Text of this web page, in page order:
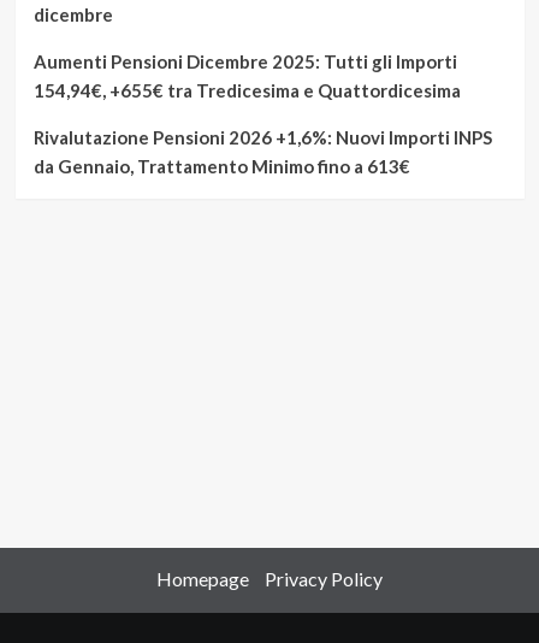
dicembre
Aumenti Pensioni Dicembre 2025: Tutti gli Importi
154,94€, +655€ tra Tredicesima e Quattordicesima
Rivalutazione Pensioni 2026 +1,6%: Nuovi Importi INPS
da Gennaio, Trattamento Minimo fino a 613€
Homepage Privacy Policy